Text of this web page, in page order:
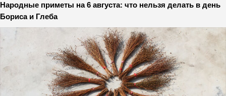
Народные приметы на 6 августа: что нельзя делать в день
Бориса и Глеба